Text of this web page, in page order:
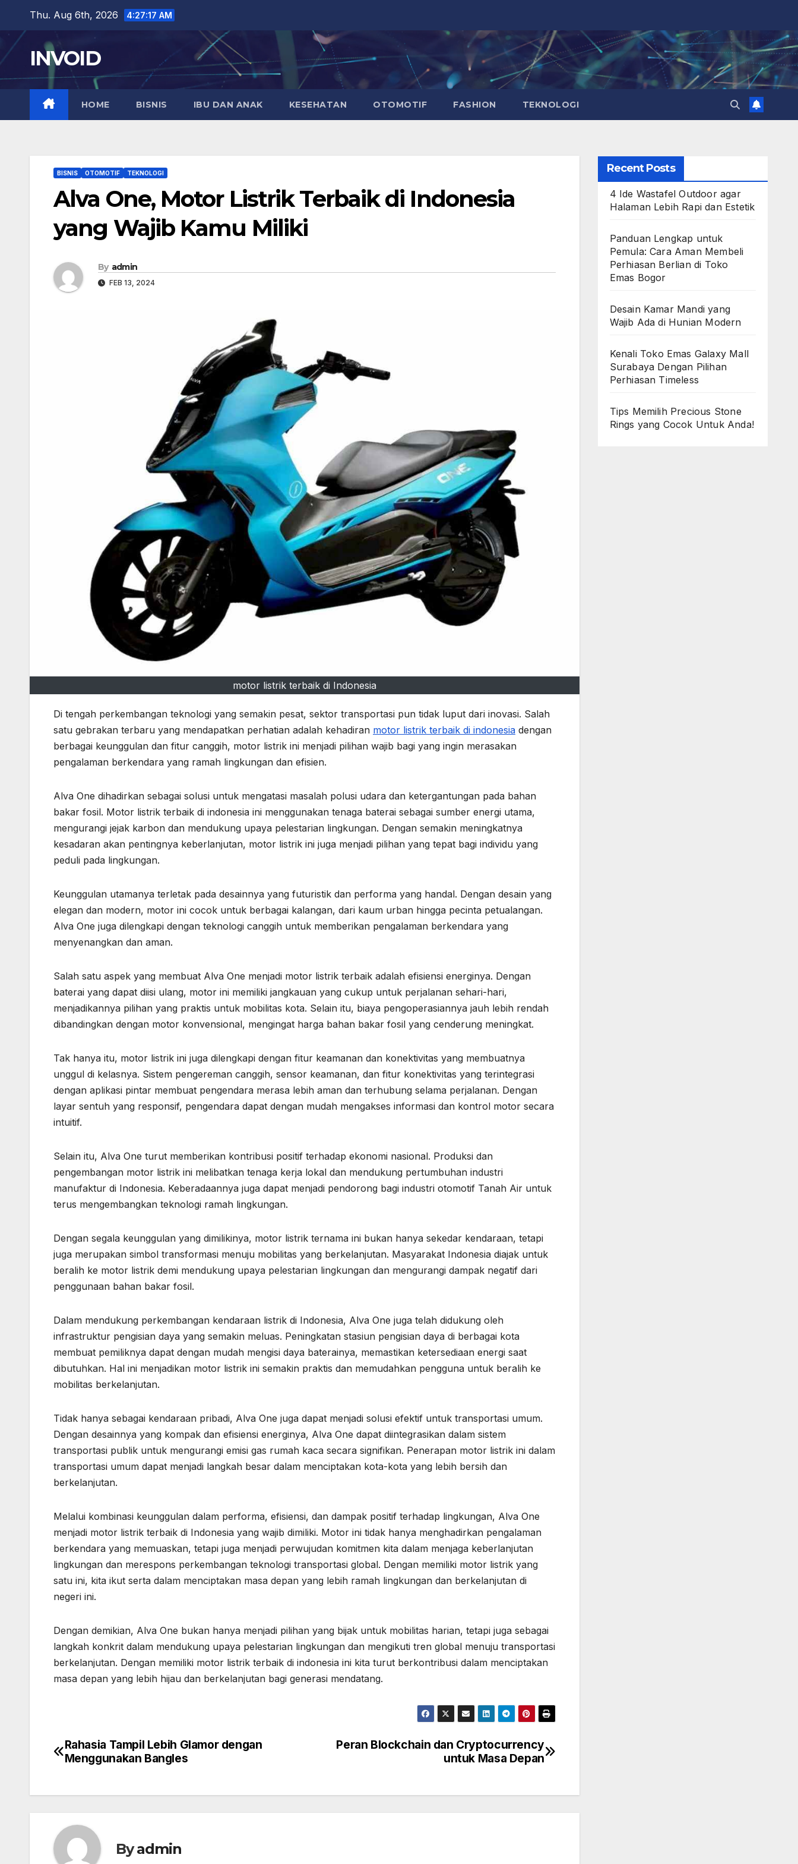
content
Thu. Aug 6th, 2026 4:27:18 AM
INVOID
HOME BISNIS IBU DAN ANAK KESEHATAN OTOMOTIF FASHION TEKNOLOGI
BISNIS OTOMOTIF TEKNOLOGI
Alva One, Motor Listrik Terbaik di Indonesia
yang Wajib Kamu Miliki
By admin
FEB 13, 2024
motor listrik terbaik di Indonesia
Di tengah perkembangan teknologi yang semakin pesat, sektor transportasi pun tidak luput dari inovasi. Salah
satu gebrakan terbaru yang mendapatkan perhatian adalah kehadiran motor listrik terbaik di indonesia dengan
berbagai keunggulan dan fitur canggih, motor listrik ini menjadi pilihan wajib bagi yang ingin merasakan
pengalaman berkendara yang ramah lingkungan dan efisien.
Alva One dihadirkan sebagai solusi untuk mengatasi masalah polusi udara dan ketergantungan pada bahan
bakar fosil. Motor listrik terbaik di indonesia ini menggunakan tenaga baterai sebagai sumber energi utama,
mengurangi jejak karbon dan mendukung upaya pelestarian lingkungan. Dengan semakin meningkatnya
kesadaran akan pentingnya keberlanjutan, motor listrik ini juga menjadi pilihan yang tepat bagi individu yang
peduli pada lingkungan.
Keunggulan utamanya terletak pada desainnya yang futuristik dan performa yang handal. Dengan desain yang
elegan dan modern, motor ini cocok untuk berbagai kalangan, dari kaum urban hingga pecinta petualangan.
Alva One juga dilengkapi dengan teknologi canggih untuk memberikan pengalaman berkendara yang
menyenangkan dan aman.
Salah satu aspek yang membuat Alva One menjadi motor listrik terbaik adalah efisiensi energinya. Dengan
baterai yang dapat diisi ulang, motor ini memiliki jangkauan yang cukup untuk perjalanan sehari-hari,
menjadikannya pilihan yang praktis untuk mobilitas kota. Selain itu, biaya pengoperasiannya jauh lebih rendah
dibandingkan dengan motor konvensional, mengingat harga bahan bakar fosil yang cenderung meningkat.
Tak hanya itu, motor listrik ini juga dilengkapi dengan fitur keamanan dan konektivitas yang membuatnya
unggul di kelasnya. Sistem pengereman canggih, sensor keamanan, dan fitur konektivitas yang terintegrasi
dengan aplikasi pintar membuat pengendara merasa lebih aman dan terhubung selama perjalanan. Dengan
layar sentuh yang responsif, pengendara dapat dengan mudah mengakses informasi dan kontrol motor secara
intuitif.
Selain itu, Alva One turut memberikan kontribusi positif terhadap ekonomi nasional. Produksi dan
pengembangan motor listrik ini melibatkan tenaga kerja lokal dan mendukung pertumbuhan industri
manufaktur di Indonesia. Keberadaannya juga dapat menjadi pendorong bagi industri otomotif Tanah Air untuk
terus mengembangkan teknologi ramah lingkungan.
Dengan segala keunggulan yang dimilikinya, motor listrik ternama ini bukan hanya sekedar kendaraan, tetapi
juga merupakan simbol transformasi menuju mobilitas yang berkelanjutan. Masyarakat Indonesia diajak untuk
beralih ke motor listrik demi mendukung upaya pelestarian lingkungan dan mengurangi dampak negatif dari
penggunaan bahan bakar fosil.
Dalam mendukung perkembangan kendaraan listrik di Indonesia, Alva One juga telah didukung oleh
infrastruktur pengisian daya yang semakin meluas. Peningkatan stasiun pengisian daya di berbagai kota
membuat pemiliknya dapat dengan mudah mengisi daya baterainya, memastikan ketersediaan energi saat
dibutuhkan. Hal ini menjadikan motor listrik ini semakin praktis dan memudahkan pengguna untuk beralih ke
mobilitas berkelanjutan.
Tidak hanya sebagai kendaraan pribadi, Alva One juga dapat menjadi solusi efektif untuk transportasi umum.
Dengan desainnya yang kompak dan efisiensi energinya, Alva One dapat diintegrasikan dalam sistem
transportasi publik untuk mengurangi emisi gas rumah kaca secara signifikan. Penerapan motor listrik ini dalam
transportasi umum dapat menjadi langkah besar dalam menciptakan kota-kota yang lebih bersih dan
berkelanjutan.
Melalui kombinasi keunggulan dalam performa, efisiensi, dan dampak positif terhadap lingkungan, Alva One
menjadi motor listrik terbaik di Indonesia yang wajib dimiliki. Motor ini tidak hanya menghadirkan pengalaman
berkendara yang memuaskan, tetapi juga menjadi perwujudan komitmen kita dalam menjaga keberlanjutan
lingkungan dan merespons perkembangan teknologi transportasi global. Dengan memiliki motor listrik yang
satu ini, kita ikut serta dalam menciptakan masa depan yang lebih ramah lingkungan dan berkelanjutan di
negeri ini.
Dengan demikian, Alva One bukan hanya menjadi pilihan yang bijak untuk mobilitas harian, tetapi juga sebagai
langkah konkrit dalam mendukung upaya pelestarian lingkungan dan mengikuti tren global menuju transportasi
berkelanjutan. Dengan memiliki motor listrik terbaik di indonesia ini kita turut berkontribusi dalam menciptakan
masa depan yang lebih hijau dan berkelanjutan bagi generasi mendatang.
Post
Peran Blockchain dan Cryptocurrency
untuk Masa Depan
Rahasia Tampil Lebih Glamor dengan
Menggunakan Bangles
Byadmin
Recent Posts
4 Ide Wastafel Outdoor agar
Halaman Lebih Rapi dan Estetik
Panduan Lengkap untuk
Pemula: Cara Aman Membeli
Perhiasan Berlian di Toko
Emas Bogor
Desain Kamar Mandi yang
Wajib Ada di Hunian Modern
Kenali Toko Emas Galaxy Mall
Surabaya Dengan Pilihan
Perhiasan Timeless
Tips Memilih Precious Stone
Rings yang Cocok Untuk Anda!